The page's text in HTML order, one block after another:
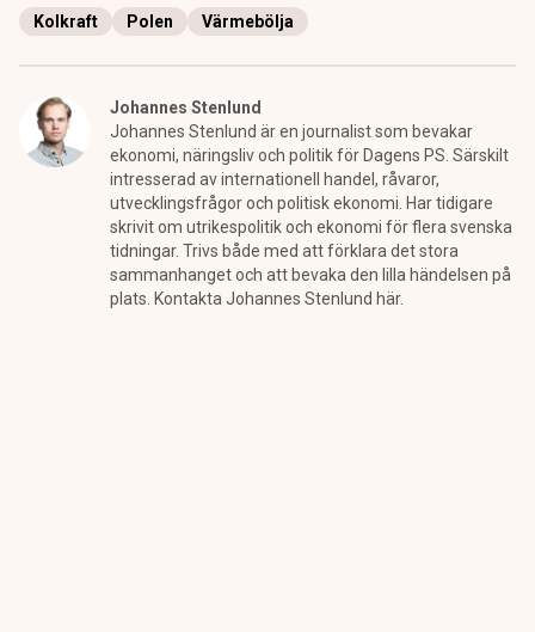
Kolkraft Polen Värmebölja
Johannes Stenlund
Johannes Stenlund är en journalist som bevakar
ekonomi, näringsliv och politik för Dagens PS. Särskilt
intresserad av internationell handel, råvaror,
utvecklingsfrågor och politisk ekonomi. Har tidigare
skrivit om utrikespolitik och ekonomi för flera svenska
tidningar. Trivs både med att förklara det stora
sammanhanget och att bevaka den lilla händelsen på
plats. Kontakta Johannes Stenlund här.